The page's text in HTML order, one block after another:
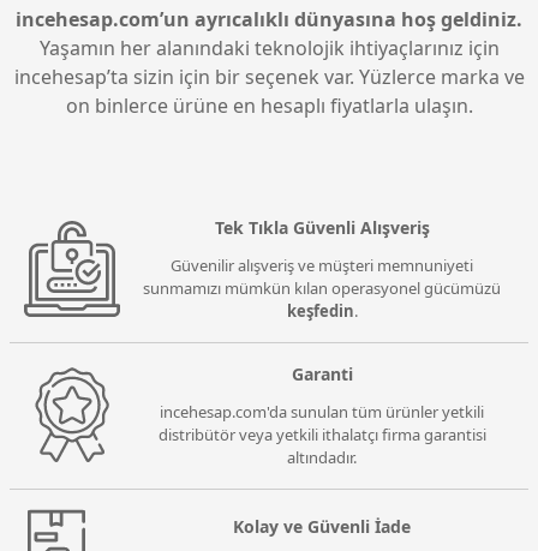
sıklıkla mürekkep doldururlar ve daha uzun süreli
yüksek performans elde ederler.
incehesap.com’un ayrıcalıklı dünyasına hoş geldiniz.
Yaşamın her alanındaki teknolojik ihtiyaçlarınız için
incehesap’ta sizin için bir seçenek var. Yüzlerce marka ve
on binlerce ürüne en hesaplı fiyatlarla ulaşın.
Tek Tıkla Güvenli Alışveriş
Güvenilir alışveriş ve müşteri memnuniyeti
sunmamızı mümkün kılan operasyonel gücümüzü
keşfedin.
Garanti
incehesap.com'da sunulan tüm ürünler yetkili
distribütör veya yetkili ithalatçı firma garantisi
altındadır.
Kolay ve Güvenli İade